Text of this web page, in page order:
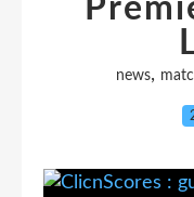
news,